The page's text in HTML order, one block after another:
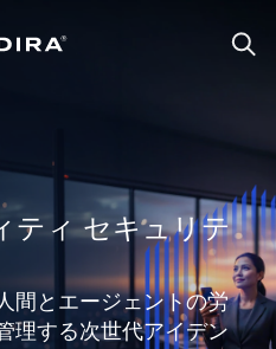
ティ セキュリテ
間とエージェントの労
理する次世代アイデン